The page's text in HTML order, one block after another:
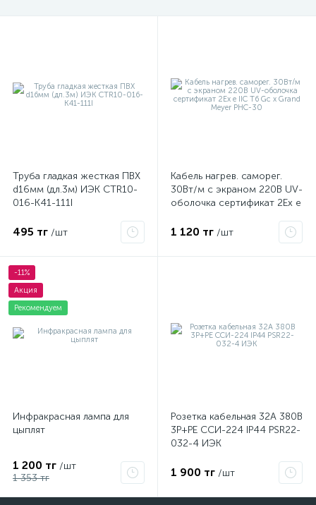
Труба гладкая жесткая ПВХ
d16мм (дл.3м) ИЭК CTR10-
016-K41-111I
495 тг /шт
Кабель нагрев. саморег.
30Вт/м с экраном 220В UV-
оболочка сертификат 2Ex e
PHC-30
1 120 тг /шт
-11%
Акция
Рекомендуем
Инфракрасная лампа для
цыплят
1 200 тг /шт
1 353 тг
Розетка кабельная 32А 380В
3P+PЕ ССИ-224 IP44 PSR22-
032-4 ИЭК
1 900 тг /шт